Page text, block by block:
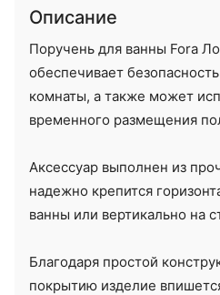
Описание
Поручень для ванны Fora
обеспечивает
комнаты, а также может
временного размещения
Аксессуар выполнен из
надежно крепится
ванны или вертикально на
Благодаря простой
покрытию изделие